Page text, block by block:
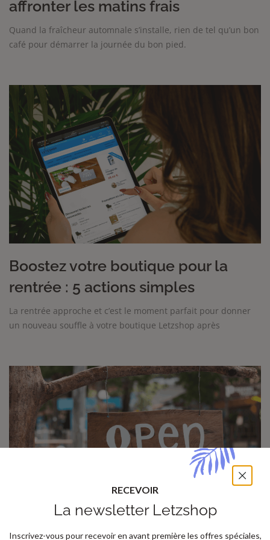
affronter les matins frais
Quand la fraîcheur automnale s’installe, rien de tel qu’un bon
café pour démarrer la journée du bon pied.
Boostez votre boutique pour la
rentrée : 5 actions simples
La rentrée approche et c’est le moment parfait pour donner
un nouveau souffle à votre boutique Letzshop après
RECEVOIR
La newsletter Letzshop
Inscrivez-vous pour recevoir en avant première les offres spéciales,